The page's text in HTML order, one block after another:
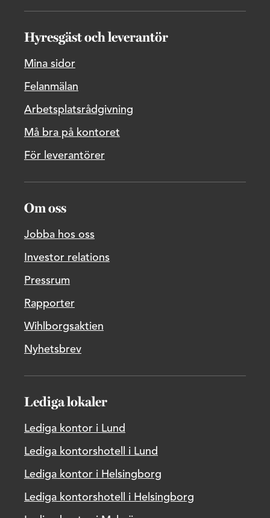
Hyresgäst och leverantör
Mina sidor
Felanmälan
Arbetsplatsrådgivning
Må bra på kontoret
För leverantörer
Om oss
Jobba hos oss
Investor relations
Pressrum
Rapporter
Wihlborgsaktien
Nyhetsbrev
Lediga lokaler
Lediga kontor i Lund
Lediga kontorshotell i Lund
Lediga kontor i Helsingborg
Lediga kontorshotell i Helsingborg